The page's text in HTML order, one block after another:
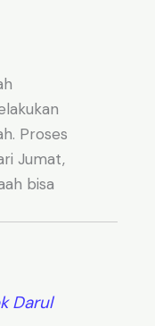
Proses
Jumat,
bisa
Darul